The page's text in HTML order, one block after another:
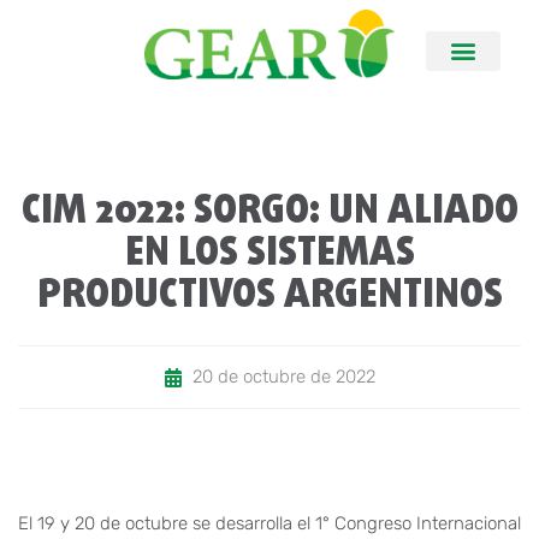
CIM 2022: SORGO: UN ALIADO
EN LOS SISTEMAS
PRODUCTIVOS ARGENTINOS
20 de octubre de 2022
El 19 y 20 de octubre se desarrolla el 1° Congreso Internacional